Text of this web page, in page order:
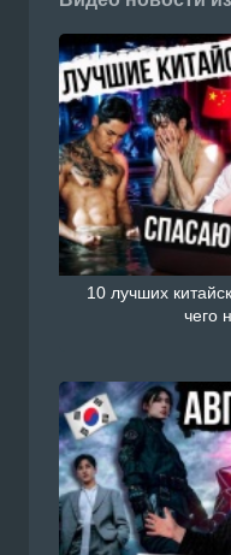
10 лучших
чего